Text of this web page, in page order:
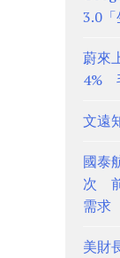
3.0「
蔚來
4%
文遠
國泰
次
需求
美財